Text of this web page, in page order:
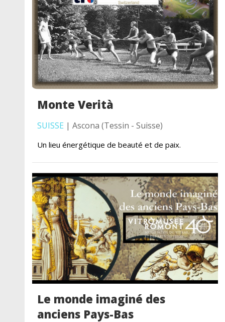
Monte Verità
SUISSE | Ascona (Tessin - Suisse)
Un lieu énergétique de beauté et de paix.
Le monde imaginé des
anciens Pays-Bas